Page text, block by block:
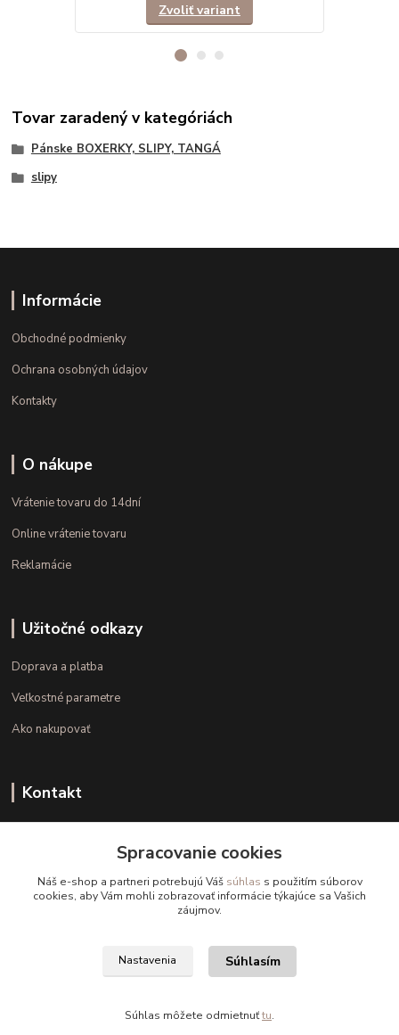
Zvoliť variant
Tovar zaradený v kategóriách
Pánske BOXERKY, SLIPY, TANGÁ
slipy
Informácie
Obchodné podmienky
Ochrana osobných údajov
Kontakty
O nákupe
Vrátenie tovaru do 14dní
Online vrátenie tovaru
Reklamácie
Užitočné odkazy
Doprava a platba
Veľkostné parametre
Ako nakupovať
Kontakt
(Po.-Pi. 10.00 - 15.00)
info@kvalitnaBielizen.sk
Copyright © kvalitnabielizen.sk
Spracovanie cookies
Náš e-shop a partneri potrebujú Váš súhlas s použitím súborov
cookies, aby Vám mohli zobrazovať informácie týkajúce sa Vašich
záujmov.
Nastavenia Súhlasím
Súhlas môžete odmietnuťtu.